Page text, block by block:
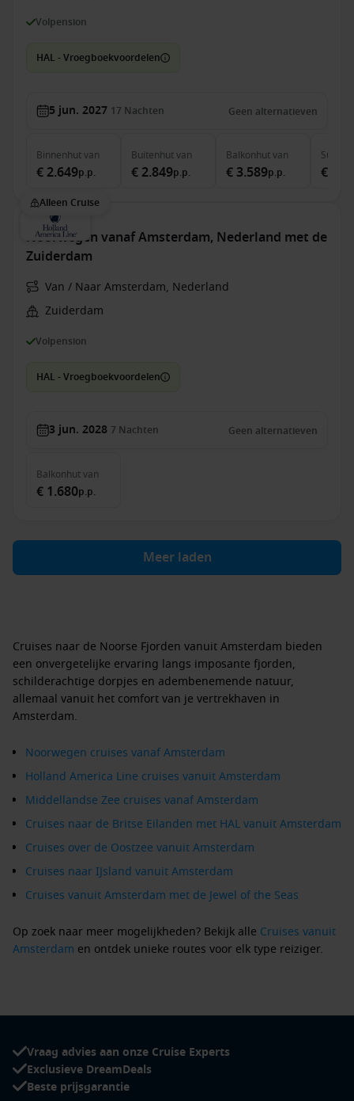
Volpension
HAL - Vroegboekvoordelen
5 jun. 2027 17 Nachten Geen alternatieven
Binnenhutvan
€ 2.649p.p.
Buitenhutvan
€ 2.849p.p.
Balkonhutvan
€ 3.589p.p.
Suite
€
Alleen Cruise
Noorwegen vanaf Amsterdam, Nederland met de
Zuiderdam
Van / Naar Amsterdam, Nederland
Zuiderdam
Volpension
HAL - Vroegboekvoordelen
3 jun. 2028 7 Nachten Geen alternatieven
Balkonhutvan
€ 1.680p.p.
Meer laden
Cruises naar de Noorse Fjorden vanuit Amsterdam bieden
een onvergetelijke ervaring langs imposante fjorden,
schilderachtige dorpjes en adembenemende natuur,
allemaal vanuit het comfort van je vertrekhaven in
Amsterdam.
Noorwegen cruises vanaf Amsterdam
Holland America Line cruises vanuit Amsterdam
Middellandse Zee cruises vanaf Amsterdam
Cruises naar de Britse Eilanden met HAL vanuit Amsterdam
Cruises over de Oostzee vanuit Amsterdam
Cruises naar IJsland vanuit Amsterdam
Cruises vanuit Amsterdam met de Jewel of the Seas
Op zoek naar meer mogelijkheden? Bekijk alle Cruises vanuit
Amsterdam en ontdek unieke routes voor elk type reiziger.
architectuur en gastronomie voordat je aan boord stapt.
Wist je dat:Amsterdam jaarlijks meer dan 1,5 miljoen
cruisepassagiers verwelkomt, waarmee het een van de
populairste vertrekhavens in Europa is?
Vraag advies aan onze Cruise Experts
Exclusieve DreamDeals
Beste prijsgarantie